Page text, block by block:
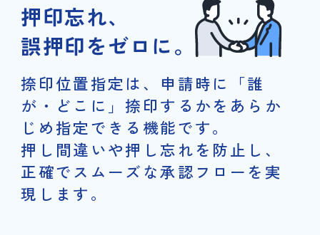
押印忘れ、
誤押印をゼロに。
捺印位置指定は、申請時に「誰
が・どこに」捺印するかをあらか
じめ指定できる機能です。
押し間違いや押し忘れを防止し、
正確でスムーズな承認フローを実
現します。